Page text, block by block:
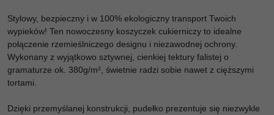
Stylowy, bezpieczny i w 100% ekologiczny transport Twoich
wypieków! Ten nowoczesny koszyczek cukierniczy to idealne
połączenie rzemieślniczego designu i niezawodnej ochrony.
Wykonany z wyjątkowo sztywnej, cienkiej tektury falistej o
gramaturze ok. 380g/m², świetnie radzi sobie nawet z cięższymi
tortami.
Dzięki przemyślanej konstrukcji, pudełko prezentuje się niezwykle